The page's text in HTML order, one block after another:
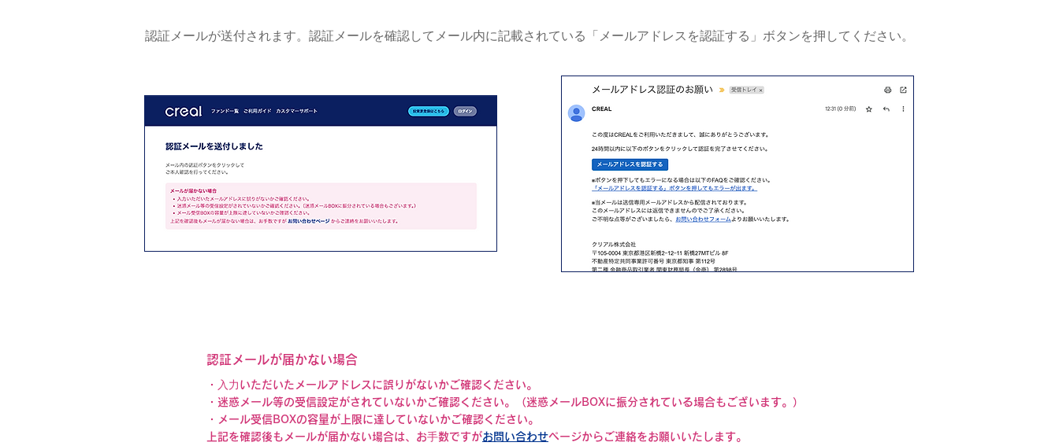
認証メールが送付されます。認証メールを確認してメール内に記載されている「メールアドレスを認証する」ボタンを押してください。
認証メールが届かない場合
・⼊⼒いただいたメールアドレスに誤りがないかご確認ください。
・迷惑メール等の受信設定がされていないかご確認ください。（迷惑メールBOXに振分されている場合もございます。）
・メール受信BOXの容量が上限に達していないかご確認ください。
上記を確認後もメールが届かない場合は、お⼿数ですがお問い合わせページからご連絡をお願いいたします。